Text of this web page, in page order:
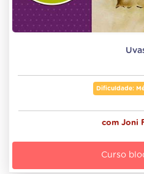
Dificuldade:
com Joni
Curso